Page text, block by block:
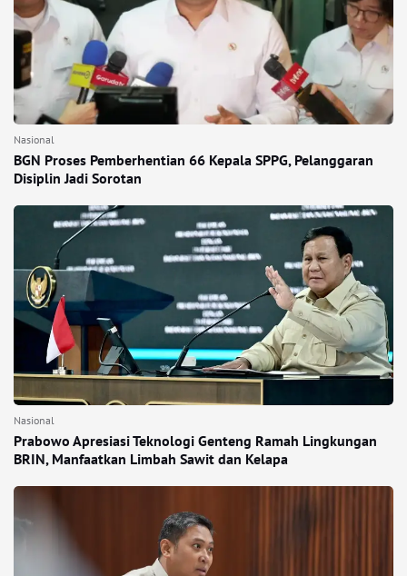
Nasional
BGN Proses Pemberhentian 66 Kepala SPPG, Pelanggaran
Disiplin Jadi Sorotan
Nasional
Prabowo Apresiasi Teknologi Genteng Ramah Lingkungan
BRIN, Manfaatkan Limbah Sawit dan Kelapa